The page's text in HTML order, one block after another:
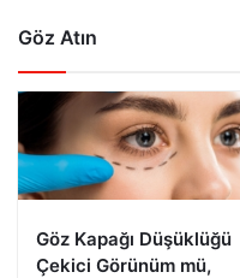
Göz Atın
Göz Kapağı Düşüklüğü
Çekici Görünüm mü,